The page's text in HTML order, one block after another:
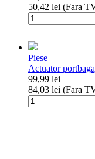
50,42 lei (Fara
Cantitate
Kit
limitator
clapeta
admisie
aluminiu
+
arc
Piese
Actuator
99,99 lei
84,03 lei (Fara
Cantitate
Actuator